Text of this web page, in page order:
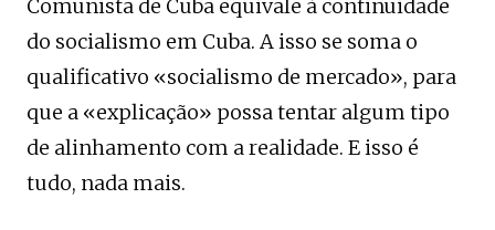
Comunista de Cuba equivale à continuidade
do socialismo em Cuba. A isso se soma o
qualificativo «socialismo de mercado», para
que a «explicação» possa tentar algum tipo
de alinhamento com a realidade. E isso é
tudo, nada mais.